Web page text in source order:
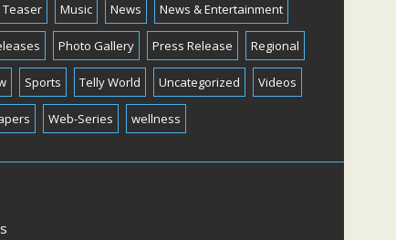
Music News News & Entertainment
Photo Gallery Press Release Regional
Sports Telly World Uncategorized Videos
Web-Series wellness